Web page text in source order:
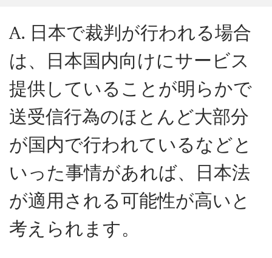
A. 日本で裁判が行われる場合
は、日本国内向けにサービス
提供していることが明らかで
送受信行為のほとんど大部分
が国内で行われているなどと
いった事情があれば、日本法
が適用される可能性が高いと
考えられます。